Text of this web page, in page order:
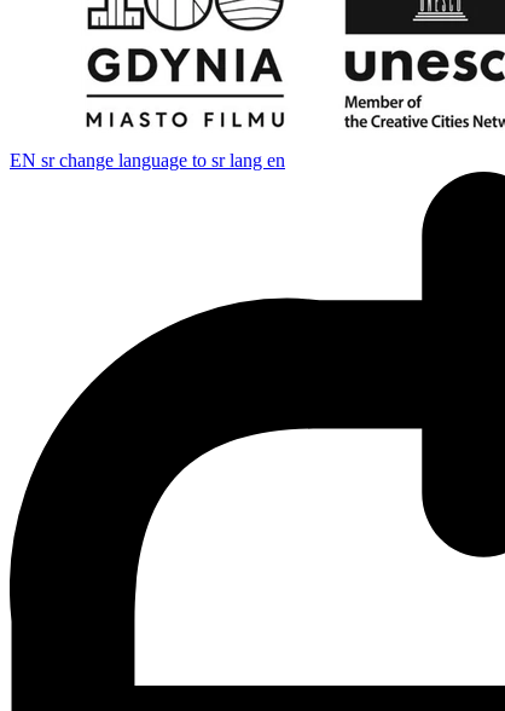
EN sr change language to sr lang en